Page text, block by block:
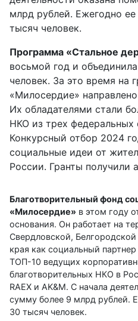
млрд рублей. Ежегодно
тысяч человек.
Программа «Стальное
восьмой год и
человек. За это время на
«Милосердие»
Их обладателями стали
НКО из трех федеральных
Конкурсный отбор 2024
социальные идеи от
России. Гранты получили
Благотворительный фонд
«Милосердие» в этом году
основания. Он работает на
Свердловской,
края как социальный
ТОП-10 ведущих
благотворительных НКО в
RAEX и AK&M. С начала
сумму более 9 млрд рублей.
30 тысяч человек.